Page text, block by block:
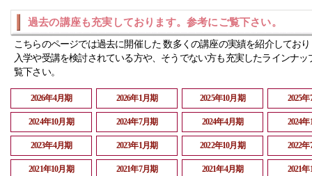
過去の講座も充実しております。参考にご覧下さい。
こちらのページでは過去に開催した 数多くの講座の実績を紹介してお
入学や受講を検討されている方や、そうでない方も充実したラインナッ
覧下さい。
2026年4月期 2026年1月期 2025年10月期 2025
2024年10月期 2024年7月期 2024年4月期 2024
2023年4月期 2023年1月期 2022年10月期 2022
2021年10月期 2021年7月期 2021年4月期 2021